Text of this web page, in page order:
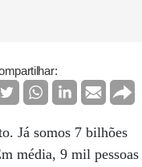
Já somos 7 bilhões
média, 9 mil pessoas